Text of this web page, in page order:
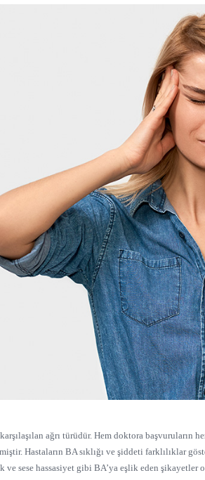
ağrı türüdür. Hem doktora
Hastaların BA sıklığı ve şiddeti farklılıklar
ve sese hassasiyet gibi BA’ya eşlik eden şikayetler